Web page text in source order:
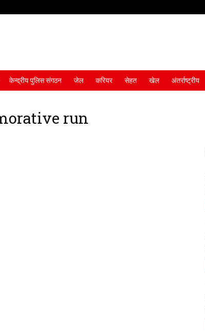
केन्द्रीय पुलिस संगठन जेल करियर सेहत खेल अंतर्राष्ट्रीय
run